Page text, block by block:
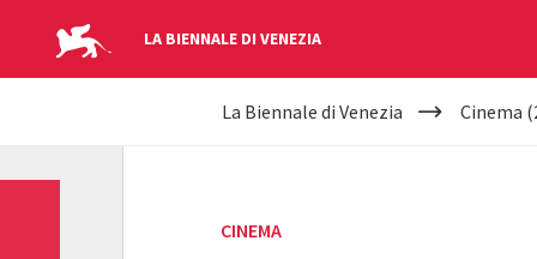
LA BIENNALE DI VENEZIA
YOUR
La Biennale di Venezia Cinema
CINEMA